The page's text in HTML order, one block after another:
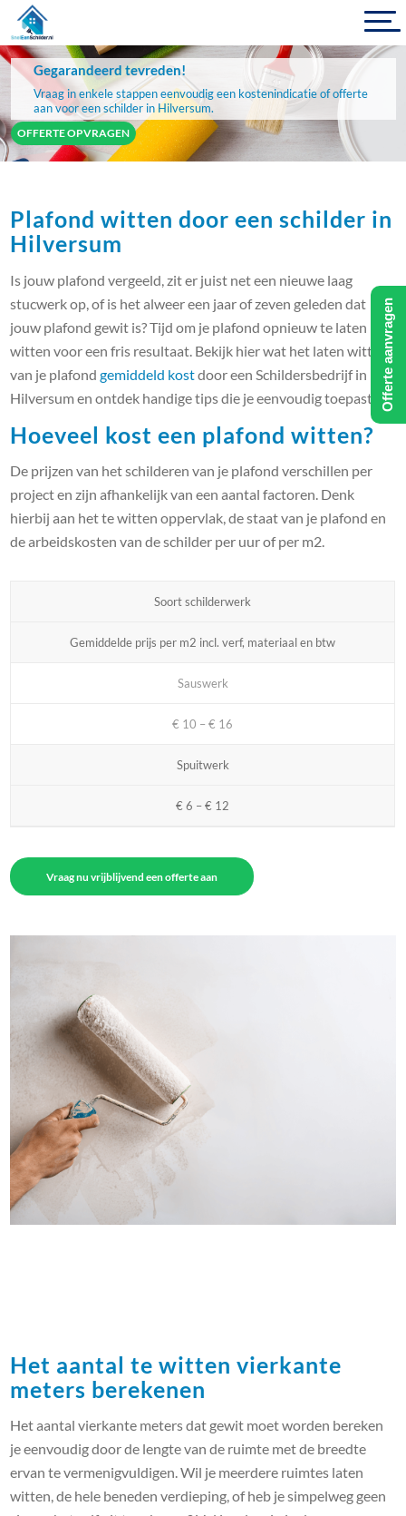
Gegarandeerd tevreden!
Vraag in enkele stappen eenvoudig een kostenindicatie of offerte
aan voor een schilder in Hilversum.
OFFERTE OPVRAGEN
Plafond witten door een schilder in
Hilversum
Is jouw plafond vergeeld, zit er juist net een nieuwe laag
stucwerk op, of is het alweer een jaar of zeven geleden dat
jouw plafond gewit is? Tijd om je plafond opnieuw te laten
witten voor een fris resultaat. Bekijk hier wat het laten witten
van je plafondgemiddeld kostdoor een Schildersbedrijf in
Hilversum en ontdek handige tips die je eenvoudig toepast.
Hoeveel kost een plafond witten?
De prijzen van het schilderen van je plafond verschillen per
project en zijn afhankelijk van een aantal factoren. Denk
hierbij aan het te witten oppervlak, de staat van je plafond en
de arbeidskosten van de schilder per uur of per m2.
Soort schilderwerk
Gemiddelde prijs per m2 incl. verf, materiaal en btw
Sauswerk
€ 10 – € 16
Spuitwerk
€ 6 – € 12
Vraag nu vrijblijvend een offerte aan
Het aantal te witten vierkante
meters berekenen
Het aantal vierkante meters dat gewit moet worden bereken
je eenvoudig door de lengte van de ruimte met de breedte
ervan te vermenigvuldigen. Wil je meerdere ruimtes laten
witten, de hele beneden verdieping, of heb je simpelweg geen
Offerte aanvragen